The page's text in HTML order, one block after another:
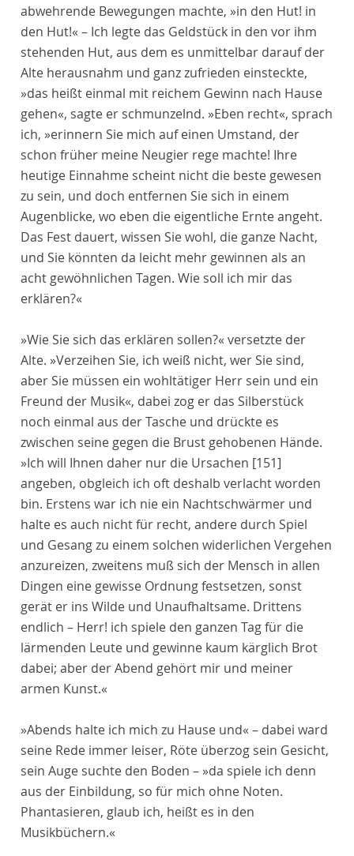
abwehrende Bewegungen machte, »in den Hut! in
den Hut!« – Ich legte das Geldstück in den vor ihm
stehenden Hut, aus dem es unmittelbar darauf der
Alte herausnahm und ganz zufrieden einsteckte,
»das heißt einmal mit reichem Gewinn nach Hause
gehen«, sagte er schmunzelnd. »Eben recht«, sprach
ich, »erinnern Sie mich auf einen Umstand, der
schon früher meine Neugier rege machte! Ihre
heutige Einnahme scheint nicht die beste gewesen
zu sein, und doch entfernen Sie sich in einem
Augenblicke, wo eben die eigentliche Ernte angeht.
Das Fest dauert, wissen Sie wohl, die ganze Nacht,
und Sie könnten da leicht mehr gewinnen als an
acht gewöhnlichen Tagen. Wie soll ich mir das
erklären?«
»Wie Sie sich das erklären sollen?« versetzte der
Alte. »Verzeihen Sie, ich weiß nicht, wer Sie sind,
aber Sie müssen ein wohltätiger Herr sein und ein
Freund der Musik«, dabei zog er das Silberstück
noch einmal aus der Tasche und drückte es
zwischen seine gegen die Brust gehobenen Hände.
»Ich will Ihnen daher nur die Ursachen [151]
angeben, obgleich ich oft deshalb verlacht worden
bin. Erstens war ich nie ein Nachtschwärmer und
halte es auch nicht für recht, andere durch Spiel
und Gesang zu einem solchen widerlichen Vergehen
anzureizen, zweitens muß sich der Mensch in allen
Dingen eine gewisse Ordnung festsetzen, sonst
gerät er ins Wilde und Unaufhaltsame. Drittens
endlich – Herr! ich spiele den ganzen Tag für die
lärmenden Leute und gewinne kaum kärglich Brot
dabei; aber der Abend gehört mir und meiner
armen Kunst.«
»Abends halte ich mich zu Hause und« – dabei ward
seine Rede immer leiser, Röte überzog sein Gesicht,
sein Auge suchte den Boden – »da spiele ich denn
aus der Einbildung, so für mich ohne Noten.
Phantasieren, glaub ich, heißt es in den
Musikbüchern.«